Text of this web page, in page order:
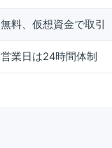
無料、仮想資金で取引
営業日は24時間体制